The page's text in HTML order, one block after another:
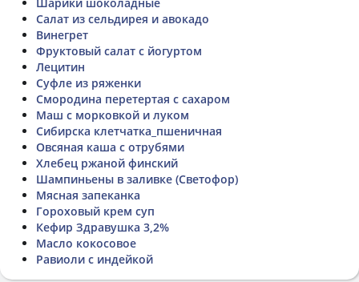
Салат из сельдирея и авокадо
Винегрет
Фруктовый салат с йогуртом
Лецитин
Суфле из ряженки
Смородина перетертая с сахаром
Маш с морковкой и луком
Сибирска клетчатка_пшеничная
Овсяная каша с отрубями
Хлебец ржаной финский
Шампиньены в заливке (Светофор)
Мясная запеканка
Гороховый крем суп
Кефир Здравушка 3,2%
Масло кокосовое
Равиоли с индейкой